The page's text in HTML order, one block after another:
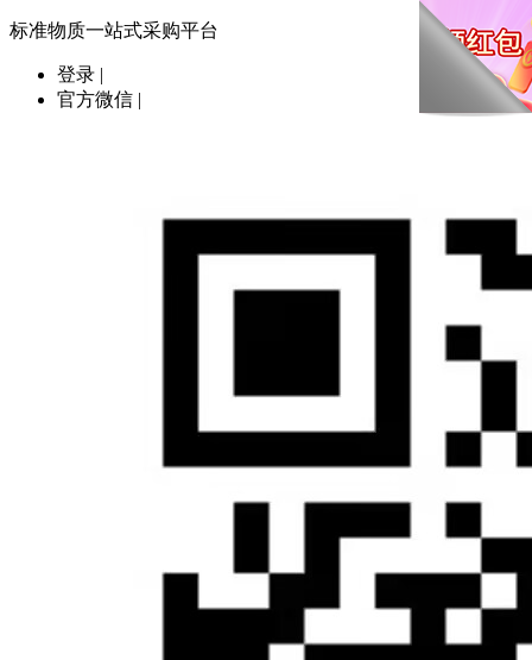
标准物质一站式采购平台
登录 |
官方微信 |